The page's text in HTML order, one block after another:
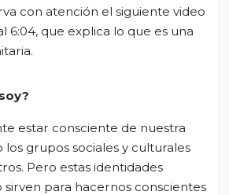
con atención el siguiente video
6:04, que explica lo que es una
estar consciente de nuestra
grupos sociales y culturales
Pero estas identidades
sirven para hacernos conscientes